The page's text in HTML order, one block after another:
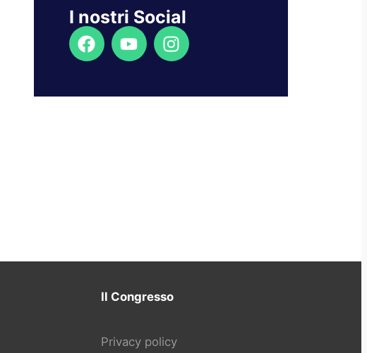
I nostri Social
Il Congresso
Privacy policy